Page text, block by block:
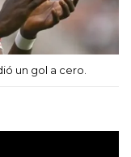
un gol a cero.